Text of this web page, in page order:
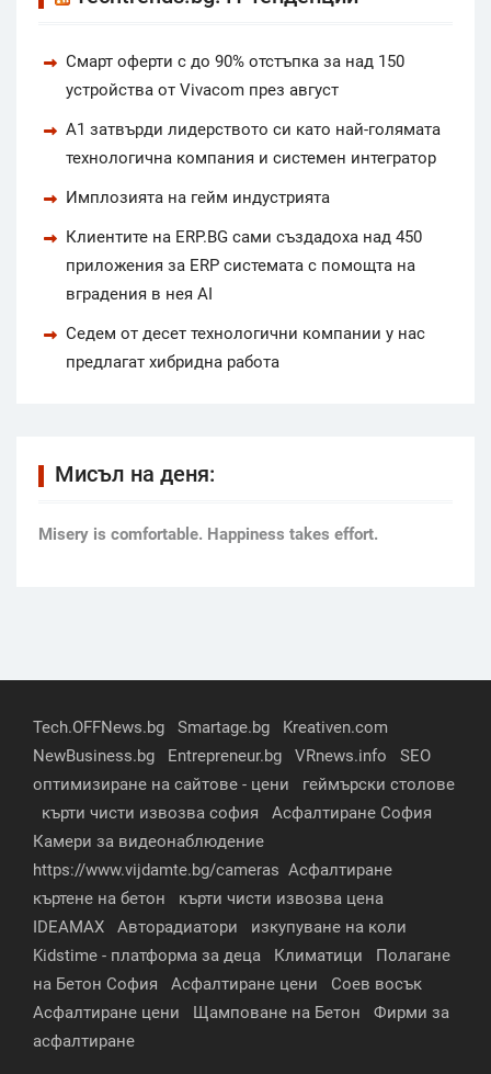
Смарт оферти с до 90% отстъпка за над 150
устройства от Vivacom през август
А1 затвърди лидерството си като най-голямата
технологична компания и системен интегратор
Имплозията на гейм индустрията
Клиентите на ERP.BG сами създадоха над 450
приложения за ERP системата с помощта на
вградения в нея AI
Седем от десет технологични компании у нас
предлагат хибридна работа
Мисъл на деня:
Мisery is comfortable. Happiness takes effort.
Tech.OFFNews.bg Smartage.bg
Kreativen.com
NewBusiness.bg
Entrepreneur.bg VRnews.info
SEO
оптимизиране на сайтове - цени
геймърски столове
кърти чисти извозва софия
Асфалтиране София
Камери за видеонаблюдение
https://www.vijdamte.bg/cameras Асфалтиране
къртене на бетон
кърти чисти извозва цена
IDEAMAX
Авторадиатори
изкупуване на коли
Kidstime - платформа за деца
Климатици
Полагане
на Бетон София
Асфалтиране цени
Соев восък
Асфалтиране цени
Щамповане на Бетон
Фирми за
асфалтиране